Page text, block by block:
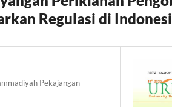
Regulasi di
Pekajangan